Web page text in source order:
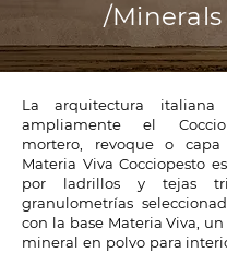
/Minerals
La arquitectura
ampliamente el
mortero, revoque o capa
Materia Viva Cocciopesto
por ladrillos y tejas
granulometrías
con la base Materia Viva,
mineral en polvo para